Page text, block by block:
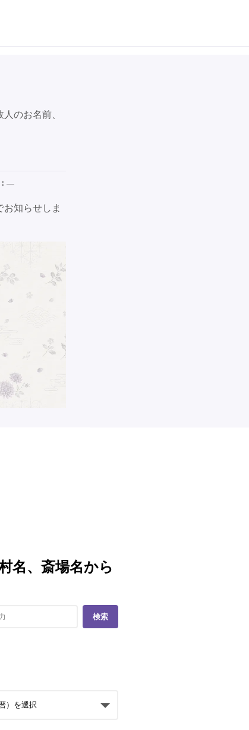
のお名前、
—
知らせしま
名、斎場名から
検索